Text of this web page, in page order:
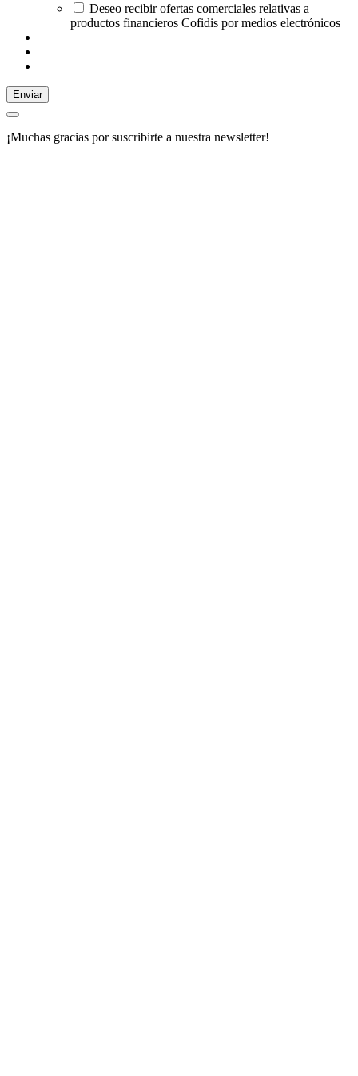
Deseo recibir ofertas comerciales relativas a
productos financieros Cofidis por medios electrónicos
Enviar
¡Muchas gracias por suscribirte a nuestra newsletter!